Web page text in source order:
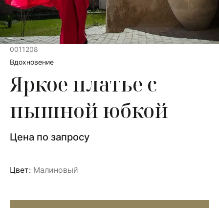
0011208
Вдохновение
Яркое платье с
пышной юбкой
Цена по запросу
Цвет: Малиновый